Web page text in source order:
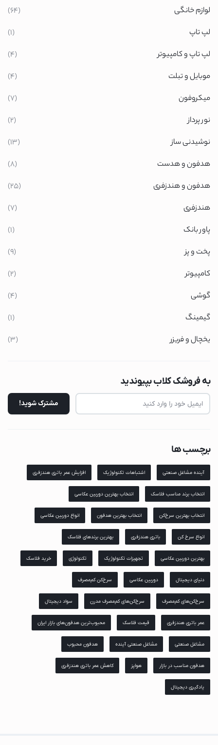
لوازم خانگی
(64)
لپ تاپ
(1)
لپ تاپ و کامپیوتر
(4)
موبایل و تبلت
(4)
میکروفون
(7)
نور پرداز
(2)
نوشیدنی ساز
(13)
هدفون و هدست
(8)
هدفون و هندزفری
(25)
هندزفری
(7)
پاور بانک
(1)
پخت و پز
(9)
کامپیوتر
(2)
گوشی
(4)
گیمینگ
(1)
یخچال و فریزر
(3)
به فروشک کلاب بپیوندید
برچسب ها
آینده مشاغل صنعتی اشتباهات تکنولوژیک افزایش عمر باتری هندزفری
انتخاب برند مناسب فلاسک انتخاب بهترین دوربین عکاسی
انتخاب بهترین سرخ‌کن انتخاب بهترین هدفون انواع دوربین عکاسی
انواع سرخ کن باتری هندزفری بهترین برندهای فلاسک
بهترین دوربین عکاسی تجهیزات تکنولوژیک تکنولوژی خرید فلاسک
دنیای دیجیتال دوربین عکاسی سرخ‌کن کم‌مصرف
سرخ‌کن‌های کم‌مصرف سرخ‌کن‌های کم‌مصرف مدرن سواد دیجیتال
عمر باتری هندزفری قیمت فلاسک محبوب‌ترین هدفون‌های بازار ایران
مشاغل صنعتی مشاغل صنعتی آینده هدفون محبوب
هدفون مناسب در بازار هواپز کاهش عمر باتری هندزفری
یادگیری دیجیتال